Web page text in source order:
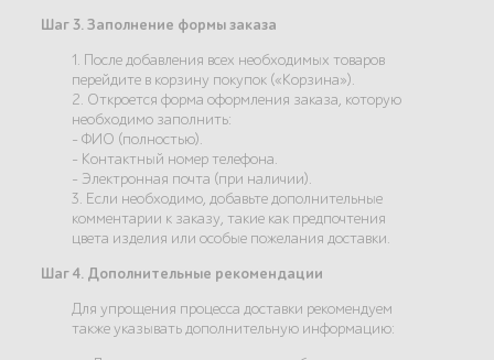
Шаг 3. Заполнение формы заказа
1. После добавления всех необходимых товаров
перейдите в корзину покупок («Корзина»).
2. Откроется форма оформления заказа, которую
необходимо заполнить:
- ФИО (полностью).
- Контактный номер телефона.
- Электронная почта (при наличии).
3. Если необходимо, добавьте дополнительные
комментарии к заказу, такие как предпочтения
цвета изделия или особые пожелания доставки.
Шаг 4. Дополнительные рекомендации
Для упрощения процесса доставки рекомендуем
также указывать дополнительную информацию: